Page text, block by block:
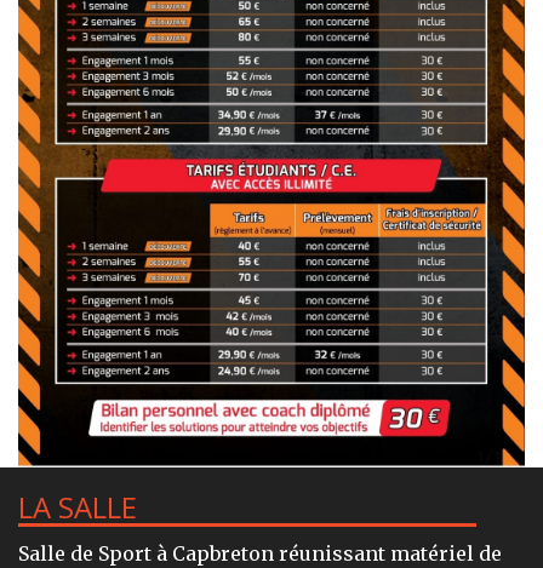
LA SALLE
Salle de Sport à Capbreton réunissant matériel de